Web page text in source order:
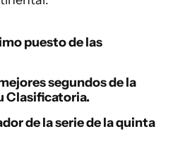
puesto de las
segundos de la
Clasificatoria.
de la serie de la quinta